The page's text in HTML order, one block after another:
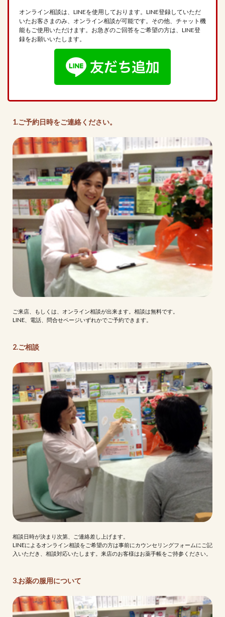
オンライン相談は、LINEを使用しております。LINE登録していただ
いたお客さまのみ、オンライン相談が可能です。その他、チャット機
能もご使用いただけます。お急ぎのご回答をご希望の方は、LINE登
録をお願いいたします。
1.ご予約日時をご連絡ください。
ご来店、もしくは、オンライン相談が出来ます。相談は無料です。
LINE、電話、問合せページいずれかでご予約できます。
2.ご相談
相談日時が決まり次第、ご連絡差し上げます。
LINEによるオンライン相談をご希望の方は事前にカウンセリングフォームにご記
入いただき、相談対応いたします。来店のお客様はお薬手帳をご持参ください。
3.お薬の服用について